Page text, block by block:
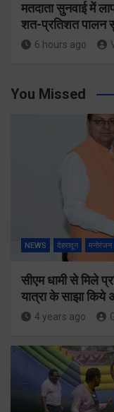
मतदाता सुनवाई में
शत-प्रतिशत पालन
6 hours ago
You Missed
NEWS देहरादून मनोरंजन
सीएम धामी से मिले
यात्रा के साझा किये
4 years ago